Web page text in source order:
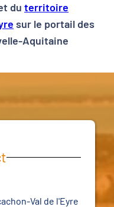
du territoire
sur le portail des
Aquitaine
Val de l'Eyre